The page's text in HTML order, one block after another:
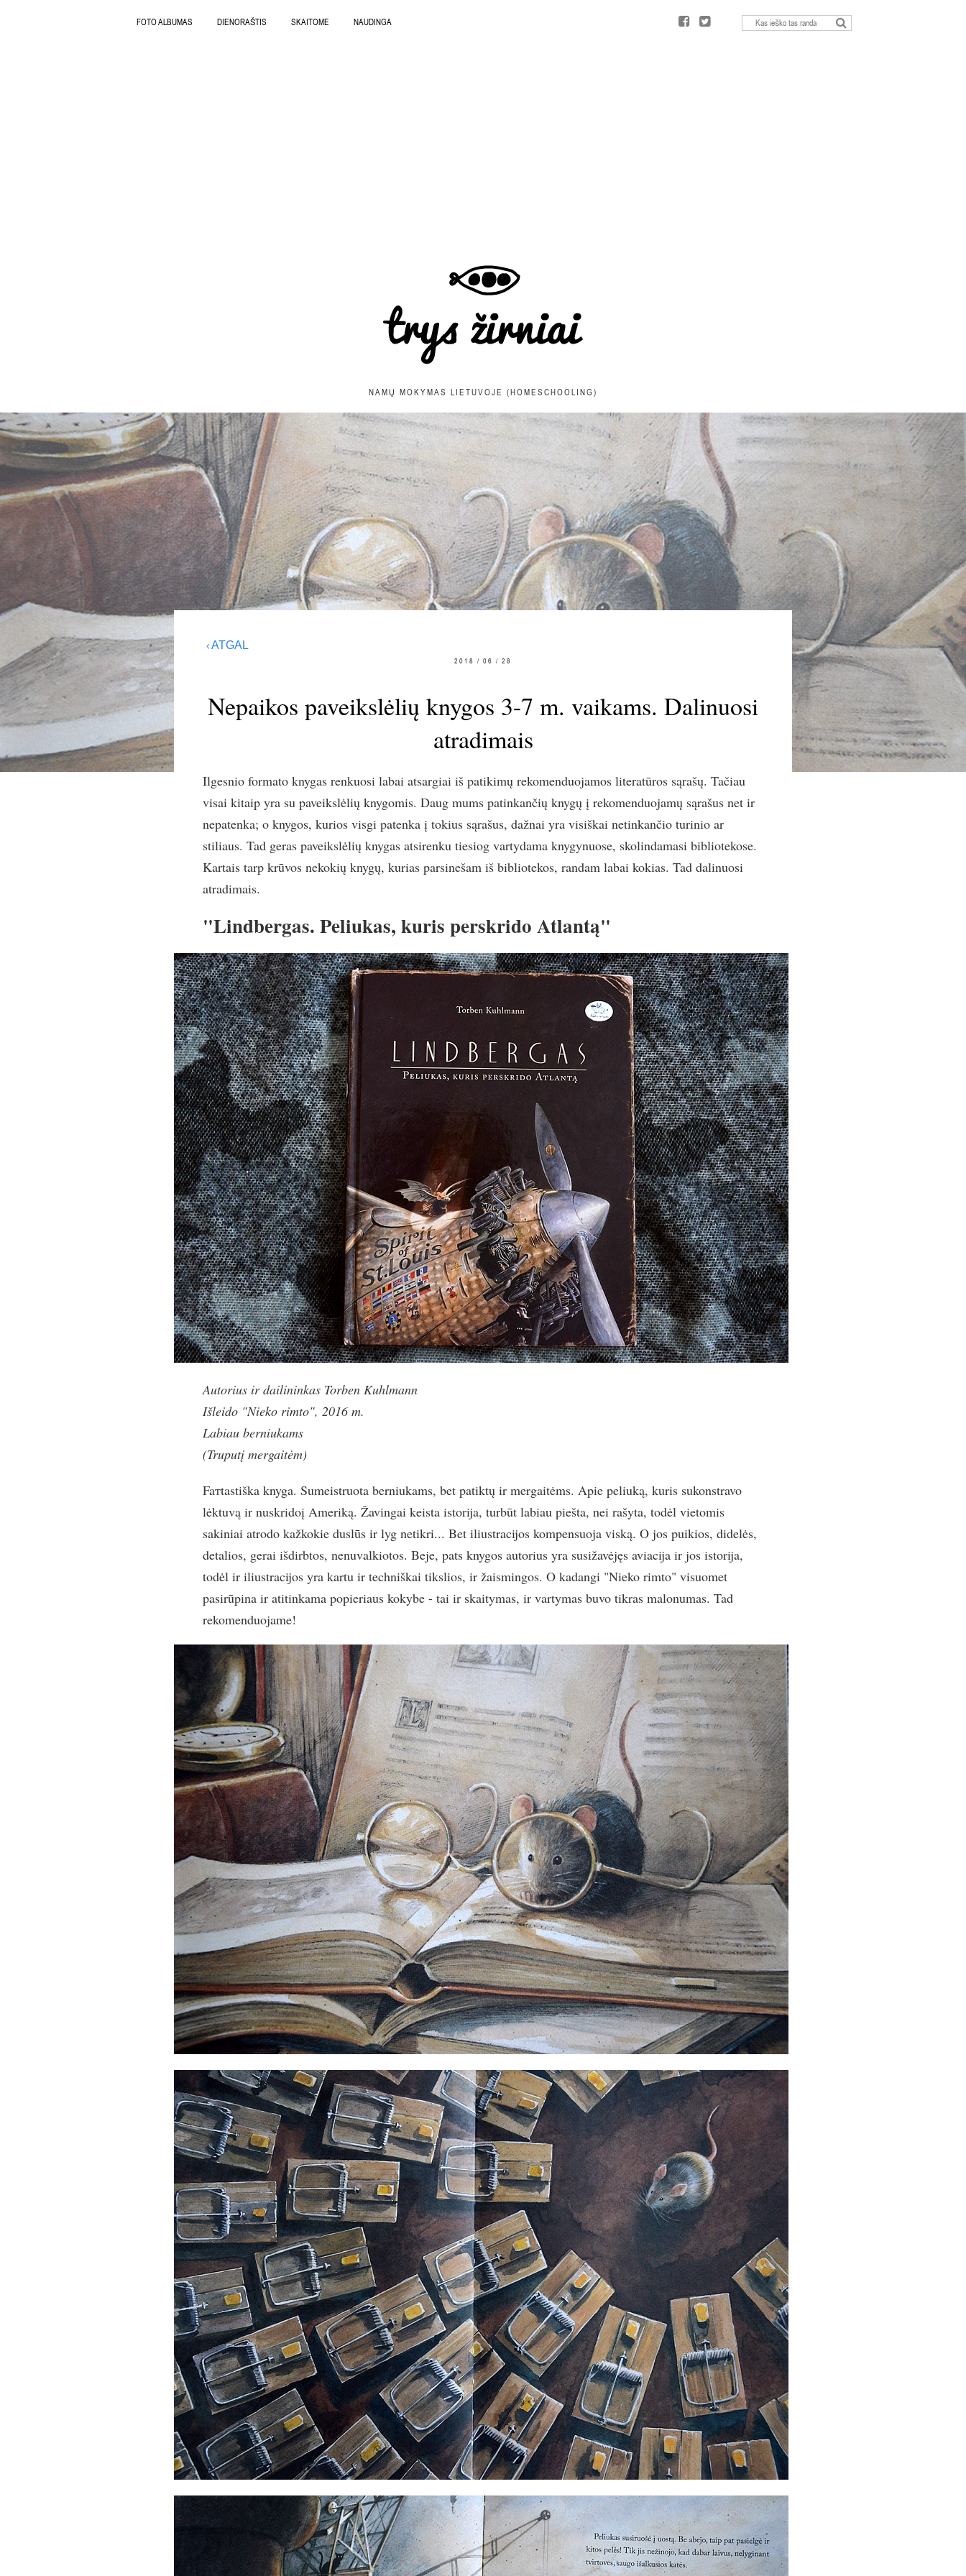
FOTO ALBUMAS DIENORAŠTIS SKAITOME NAUDINGA
NAMŲ MOKYMAS LIETUVOJE (HOMESCHOOLING)
ATGAL
2018 / 06 / 28
Nepaikos paveikslėlių knygos 3-7 m. vaikams. Dalinuosi
atradimais
Ilgesnio formato knygas renkuosi labai atsargiai iš patikimų rekomenduojamos literatūros sąrašų. Tačiau
visai kitaip yra su paveikslėlių knygomis. Daug mums patinkančių knygų į rekomenduojamų sąrašus net ir
nepatenka; o knygos, kurios visgi patenka į tokius sąrašus, dažnai yra visiškai netinkančio turinio ar
stiliaus. Tad geras paveikslėlių knygas atsirenku tiesiog vartydama knygynuose, skolindamasi bibliotekose.
Kartais tarp krūvos nekokių knygų, kurias parsinešam iš bibliotekos, randam labai kokias. Tad dalinuosi
atradimais.
"Lindbergas. Peliukas, kuris perskrido Atlantą"
Autorius ir dailininkas Torben Kuhlmann
Išleido "Nieko rimto", 2016 m.
Labiau berniukams
(Truputį mergaitėm)
Faтtastiška knyga. Sumeistruota berniukams, bet patiktų ir mergaitėms. Apie peliuką, kuris sukonstravo
lėktuvą ir nuskridoį Ameriką. Žavingai keista istorija, turbūt labiau piešta, nei rašyta, todėl vietomis
sakiniai atrodo kažkokie duslūs ir lyg netikri... Bet iliustracijos kompensuoja viską. O jos puikios, didelės,
detalios, gerai išdirbtos, nenuvalkiotos. Beje, pats knygos autorius yra susižavėjęs aviacija ir jos istorija,
todėl ir iliustracijos yra kartu ir techniškai tikslios, ir žaismingos. O kadangi "Nieko rimto" visuomet
pasirūpina ir atitinkama popieriaus kokybe - tai ir skaitymas, ir vartymas buvo tikras malonumas. Tad
rekomenduojame!